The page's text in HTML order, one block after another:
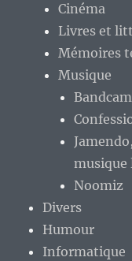
Cinéma
Livres et
Mémoires
Musique
musique
Noomiz
Divers
Humour
Informatique